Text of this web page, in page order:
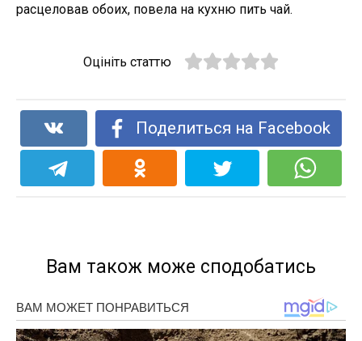
расцеловав обоих, повела на кухню пить чай.
Оцініть статтю
Поделиться на Facebook
Вам також може сподобатись